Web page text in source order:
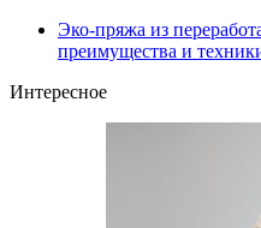
Эко-пряжа из
преимущества и
Интересное